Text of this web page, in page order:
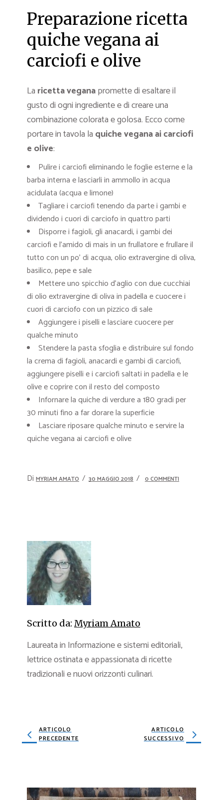
Preparazione ricetta
quiche vegana ai
carciofi e olive
La ricettaveganapromette di esaltare il
gusto di ogni ingrediente e di creare una
combinazione colorata e golosa. Ecco come
portare in tavola la quiche vegana ai carciofi
e olive:
Pulire i carciofi eliminando le foglie esterne e la
barba interna e lasciarli in ammollo in acqua
acidulata (acqua e limone)
Tagliare i carciofi tenendo da parte i gambi e
dividendo i cuori di carciofo in quattro parti
Disporre i fagioli, gli anacardi, i gambi dei
carciofi e l’amido di mais in un frullatore e frullare il
tutto con un po’ di acqua, olio extravergine di oliva,
basilico, pepe e sale
Mettere uno spicchio d’aglio con due cucchiai
di olio extravergine di oliva in padella e cuocere i
cuori di carciofo con un pizzico di sale
Aggiungere i piselli e lasciare cuocere per
qualche minuto
Stendere la pasta sfoglia e distribuire sul fondo
la crema di fagioli, anacardi e gambi di carciofi,
aggiungere piselli e i carciofi saltati in padella e le
olive e coprire con il resto del composto
Infornare la quiche di verdure a 180 gradi per
30 minuti fino a far dorare la superficie
Lasciare riposare qualche minuto e servire la
quiche vegana ai carciofi e olive
Di MYRIAM AMATO 30 MAGGIO 2018 0 COMMENTI
Scritto da: Myriam Amato
Laureata in Informazione e sistemi editoriali,
lettrice ostinata e appassionata di ricette
tradizionali e nuovi orizzonti culinari.
ARTICOLO
PRECEDENTE
ARTICOLO
SUCCESSIVO